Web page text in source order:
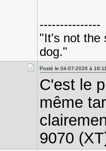
---------------
"It's not the
dog."
Posté le 04-07-2026 à
C'est le
même
9070